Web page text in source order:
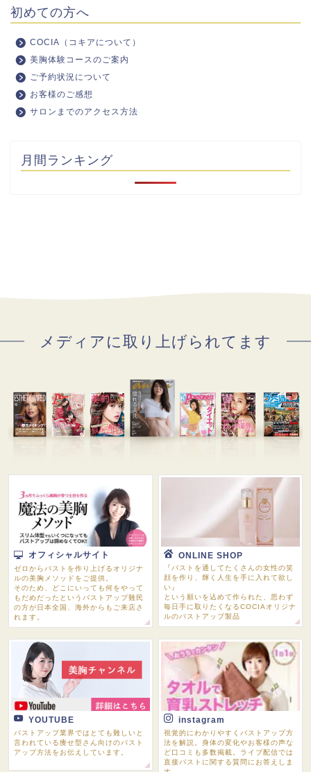
初めての方へ
COCIA（コキアについて）
美胸体験コースのご案内
ご予約状況について
お客様のご感想
サロンまでのアクセス方法
月間ランキング
メディアに取り上げられてます
オフィシャルサイト
ゼロからバストを作り上げるオリジナ
ルの美胸メソッドをご提供。
そのため、どこにいっても何をやって
もだめだったというバストアップ難民
の方が日本全国、海外からもご来店さ
れます。
ONLINE SHOP
『バストを通してたくさんの女性の笑
顔を作り、輝く人生を手に入れて欲し
い』
という願いを込めて作られた、思わず
毎日手に取りたくなるCOCIAオリジナ
ルのバストアップ製品
YOUTUBE
バストアップ業界ではとても難しいと
言われている痩せ型さん向けのバスト
アップ方法をお伝えしています。
instagram
視覚的にわかりやすくバストアップ方
法を解説。身体の変化やお客様の声な
ど口コミも多数掲載。ライブ配信では
直接バストに関する質問にお答えしま
メルマガ ＬＩＮＥ